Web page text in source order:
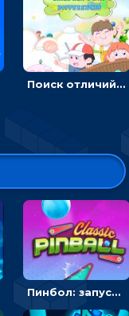
Поиск отличий на картинках с детьми - головоломка
Пинбол: запускать шарик, чтобы выбивать очки